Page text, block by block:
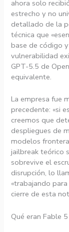
ahora solo
estrecho y no
detallado de la
técnica que
base de código
vulnerabilidad
GPT-5.5 de
equivalente.
La empresa fue
precedente: «si
creemos que
despliegues de
modelos
jailbreak teórico
sobrevive el
disrupción, lo
«trabajando
cierre de esta
Qué eran Fable